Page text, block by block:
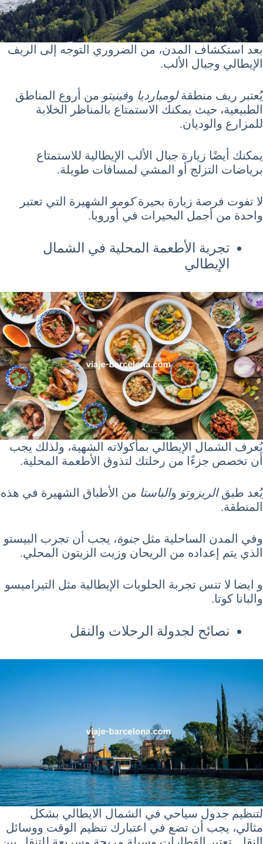
بعد استكشاف المدن، من الضروري التوجه إلى الريف
الإيطالي وجبال الألب.
يُعتبر ريف منطقةلومبارديا وفينيتو من أروع المناطق
الطبيعية، حيث يمكنك الاستمتاع بالمناظر الخلابة
للمزارع والوديان.
يمكنك أيضًا زيارة جبال الألب الإيطالية للاستمتاع
برياضات التزلج أو المشي لمسافات طويلة.
لا تفوت فرصة زيارة بحيرةكومو الشهيرة التي تعتبر
واحدة من أجمل البحيرات في أوروبا.
تجربة الأطعمة المحلية في الشمال
الإيطالي
يُعرف الشمال الإيطالي بمأكولاته الشهية، ولذلك يجب
أن تخصص جزءًا من رحلتك لتذوق الأطعمة المحلية.
يُعد طبقالريزوتو والباستا من الأطباق الشهيرة في هذه
المنطقة.
وفي المدن الساحلية مثلجنوة، يجب أن تجرب البيستو
الذي يتم إعداده من الريحان وزيت الزيتون المحلي.
و ايضا لا تنس تجربة الحلويات الإيطالية مثل التيراميسو
والبانا كوتا.
نصائح لجدولة الرحلات والنقل
لتنظيم جدول سياحي في الشمال الايطالي بشكل
مثالي، يجب أن تضع في اعتبارك تنظيم الوقت ووسائل